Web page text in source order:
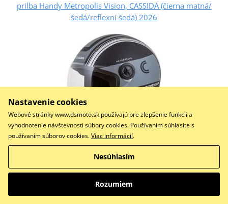
prilba Handy Metropolis Vision, CASSIDA (čierna matná/
šedá/reflexní šedá) 2026
Nastavenie cookies
Webové stránky www.dsmoto.sk používajú pre zlepšenie funkcií a
vyhodnotenie návštevnosti súbory cookies. Používaním súhlasíte s
používaním súborov cookies.Viac informácií.
Nesúhlasím
Rozumiem